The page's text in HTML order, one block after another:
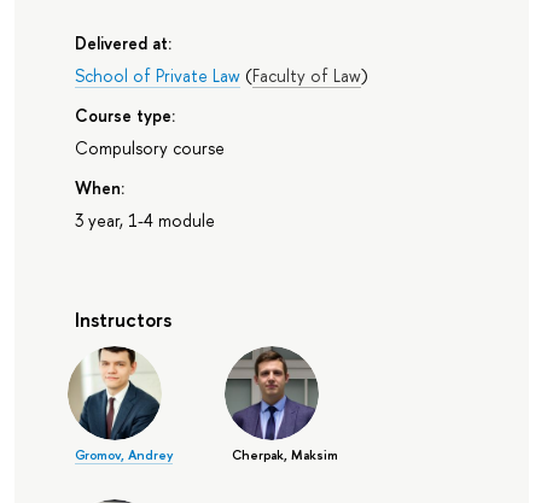
Delivered at:
School of Private Law(Faculty of Law)
Course type:
Compulsory course
When:
3 year, 1-4 module
Instructors
Gromov, Andrey Cherpak, Maksim